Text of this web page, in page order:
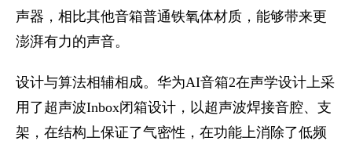
声器，相比其他音箱普通铁氧体材质，能够带来更
澎湃有力的声音。
设计与算法相辅相成。华为AI音箱2在声学设计上采
用了超声波Inbox闭箱设计，以超声波焊接音腔、支
架，在结构上保证了气密性，在功能上消除了低频